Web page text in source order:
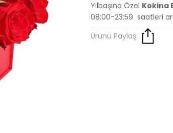
Yılbaşına Özel Kokina
08:00-23:59 saatleri
Ürünü Paylaş: